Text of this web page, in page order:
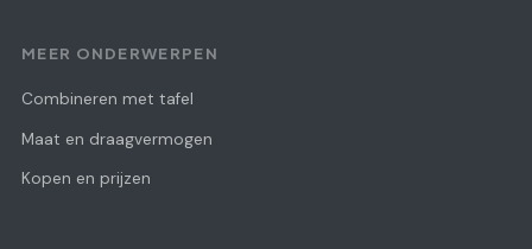
MEER ONDERWERPEN
Combineren met tafel
Maat en draagvermogen
Kopen en prijzen